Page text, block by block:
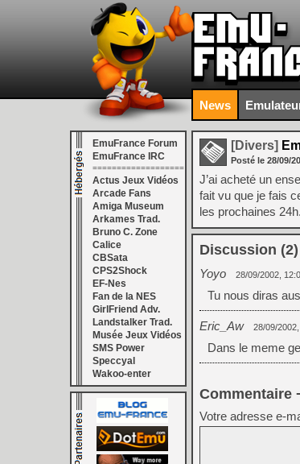
News
EmuFrance Forum
EmuFrance IRC
===================
Actus Jeux Vidéos
Arcade Fans
Amiga Museum
Arkames Trad.
Bruno C. Zone
Calice
CBSata
CPS2Shock
EF-Nes
Fan de la NES
GirlFriend Adv.
Landstalker Trad.
Musée Jeux Vidéos
SMS Power
Speccyal
Wakoo-enter
[Divers]
Posté le 28/09/
J’ai acheté un
fait vu que je fais
les prochaines
Discussion
Yoyo 28/09/2002,
Tu nous diras
Eric_Aw 28/09/
Dans le meme
Commentaire
Votre adresse e-